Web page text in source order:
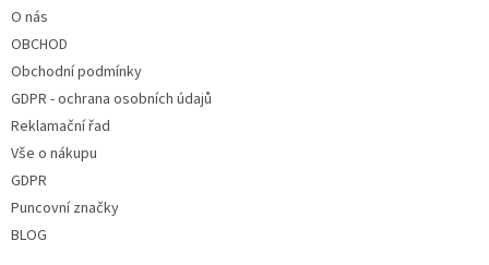
O nás
OBCHOD
Obchodní podmínky
GDPR - ochrana osobních údajů
Reklamační řad
Vše o nákupu
GDPR
Puncovní značky
BLOG